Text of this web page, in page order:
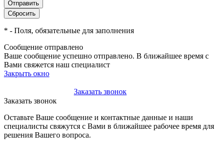
* - Поля, обязательные для заполнения
Сообщение отправлено
Ваше сообщение успешно отправлено. В ближайшее время с
Вами свяжется наш специалист
Закрыть окно
Заказать звонок
Заказать звонок
Оставьте Ваше сообщение и контактные данные и наши
специалисты свяжутся с Вами в ближайшее рабочее время для
решения Вашего вопроса.